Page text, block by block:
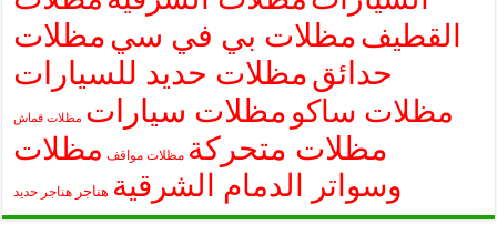
القطيفمظلات بي في سيمظلات
حدائقمظلات حديد للسيارات
مظلات ساكو مظلات سيارات مظلات قماش
مظلات متحركة مظلات مواقف مظلات
وسواتر الدمام الشرقية هناجر هناجر حديد